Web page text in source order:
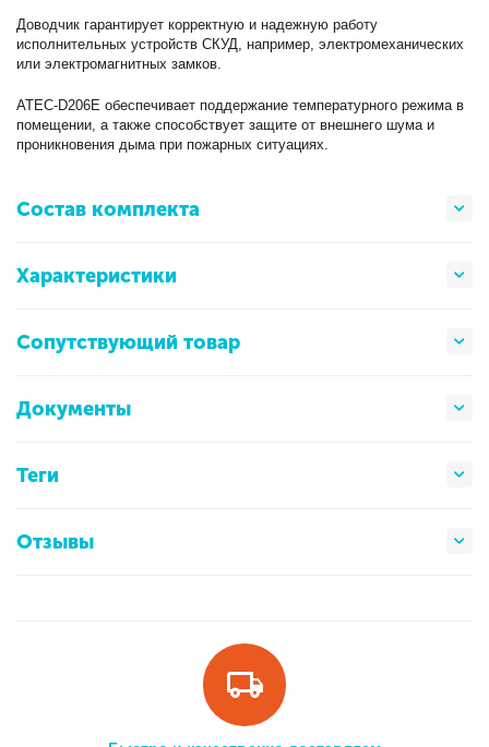
Доводчик гарантирует корректную и надежную работу
исполнительных устройств СКУД, например, электромеханических
или электромагнитных замков.
ATEC-D206E обеспечивает поддержание температурного режима в
помещении, а также способствует защите от внешнего шума и
проникновения дыма при пожарных ситуациях.
Состав комплекта
Характеристики
Сопутствующий товар
Документы
Теги
Отзывы